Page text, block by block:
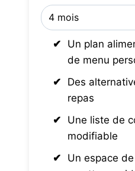
Un plan
de menu
Des
repas
Une liste de
modifiable
Un espace